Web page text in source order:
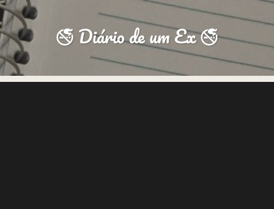
🚭 Diário de um Ex 🚭